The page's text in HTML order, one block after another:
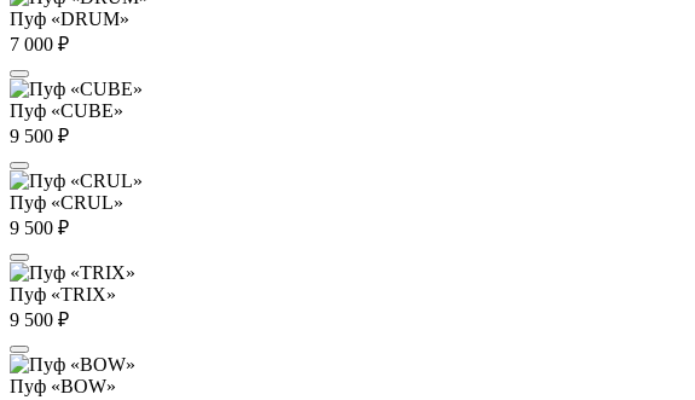
Пуф «DRUM»
7 000 ₽
Пуф «CUBE»
9 500 ₽
Пуф «CRUL»
9 500 ₽
Пуф «TRIX»
9 500 ₽
Пуф «BOW»